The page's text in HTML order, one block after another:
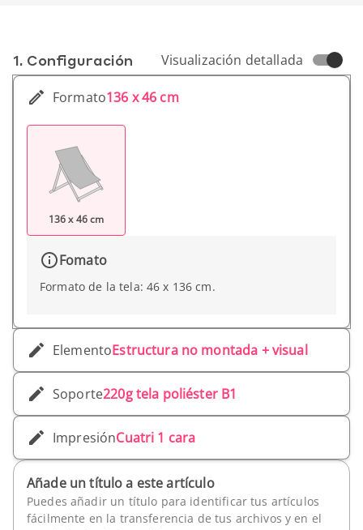
1. Conf­iguración Visualización detallada
Formato136 x 46 cm
136 x 46 cm
Fomato
Formato de la tela: 46 x 136 cm.
ElementoEstructura no montada + visual
Soporte220g tela poliéster B1
ImpresiónCuatri 1 cara
Añade un título a este artículo
Puedes añadir un título para identificar tus artículos
fácilmente en la transferencia de tus archivos y en el